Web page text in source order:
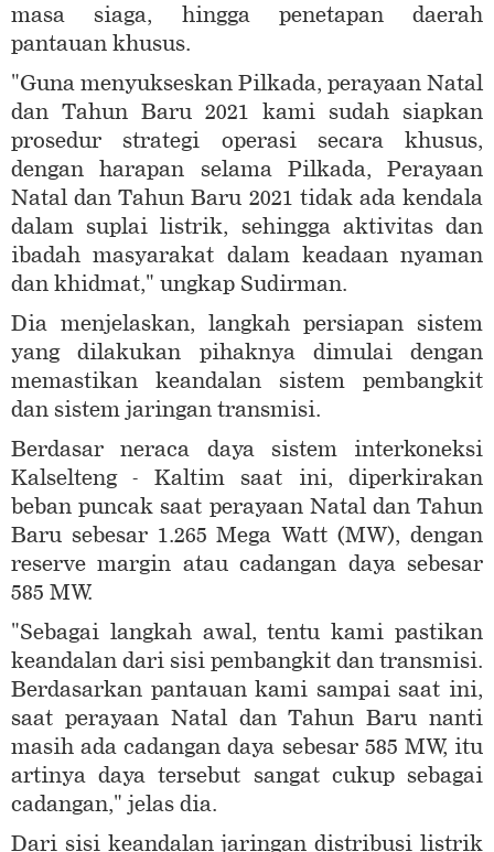
masa siaga, hingga penetapan daerah
pantauan khusus.
"Guna menyukseskan Pilkada, perayaan Natal
dan Tahun Baru 2021 kami sudah siapkan
prosedur strategi operasi secara khusus,
dengan harapan selama Pilkada, Perayaan
Natal dan Tahun Baru 2021 tidak ada kendala
dalam suplai listrik, sehingga aktivitas dan
ibadah masyarakat dalam keadaan nyaman
dan khidmat," ungkap Sudirman.
Dia menjelaskan, langkah persiapan sistem
yang dilakukan pihaknya dimulai dengan
memastikan keandalan sistem pembangkit
dan sistem jaringan transmisi.
Berdasar neraca daya sistem interkoneksi
Kalselteng - Kaltim saat ini, diperkirakan
beban puncak saat perayaan Natal dan Tahun
Baru sebesar 1.265 Mega Watt (MW), dengan
reserve margin atau cadangan daya sebesar
585 MW.
"Sebagai langkah awal, tentu kami pastikan
keandalan dari sisi pembangkit dan transmisi.
Berdasarkan pantauan kami sampai saat ini,
saat perayaan Natal dan Tahun Baru nanti
masih ada cadangan daya sebesar 585 MW, itu
artinya daya tersebut sangat cukup sebagai
cadangan," jelas dia.
Dari sisi keandalan jaringan distribusi listrik